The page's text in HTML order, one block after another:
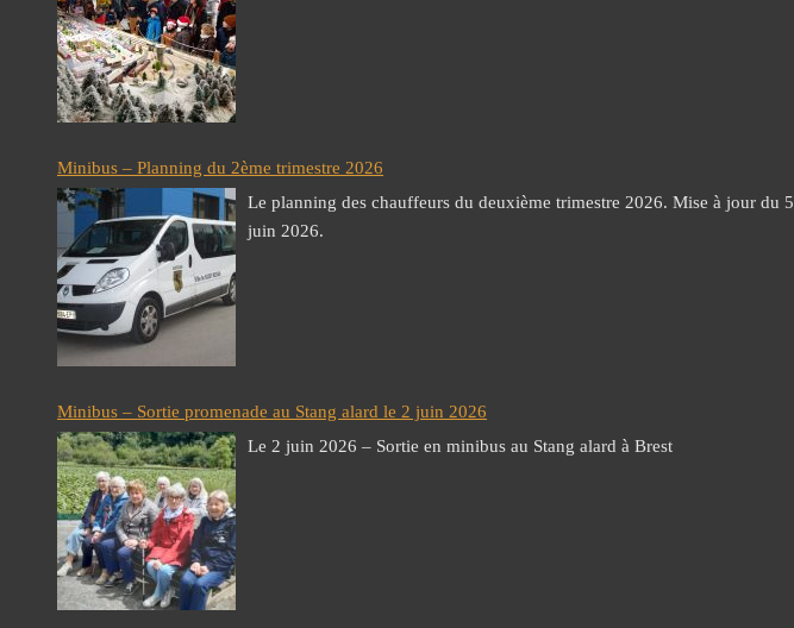
Minibus – Planning du 2ème trimestre 2026
Le planning des chauffeurs du deuxième trimestre 2026. Mise à jour du 5
juin 2026.
Minibus – Sortie promenade au Stang alard le 2 juin 2026
Le 2 juin 2026 – Sortie en minibus au Stang alard à Brest